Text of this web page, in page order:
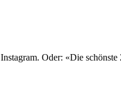
Oder: «Die